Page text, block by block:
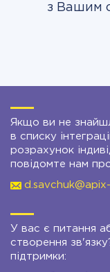
з Вашим
Якщо ви не
в списку
розрахунок
повідомте нам
У вас є питання
створення
підтримки: